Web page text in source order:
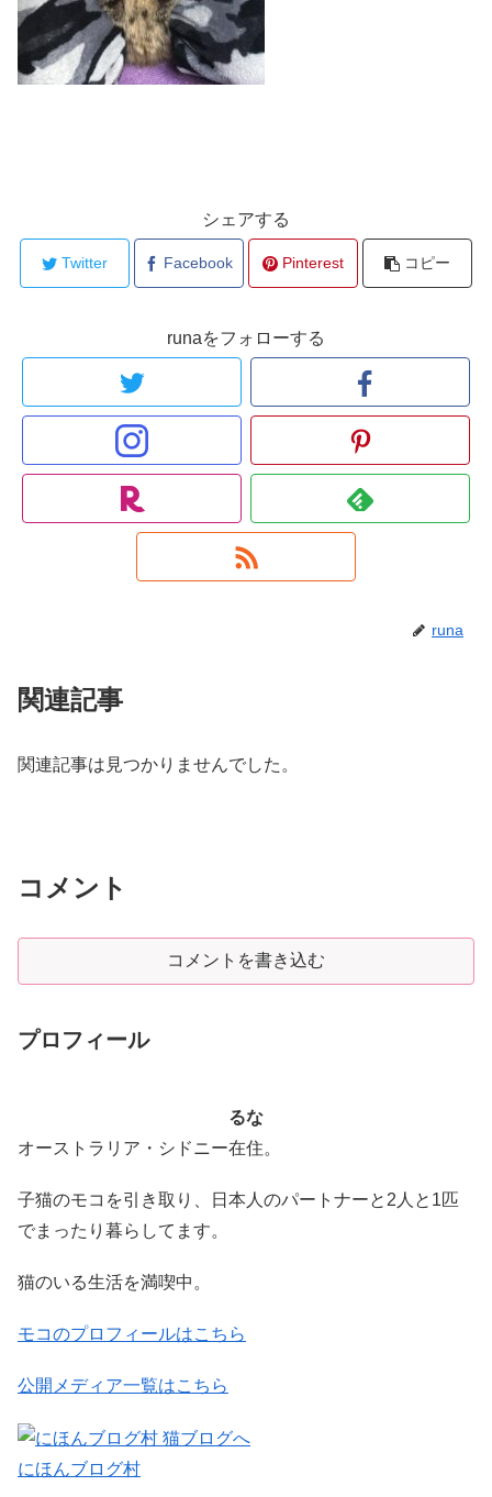
シェアする
Twitter Facebook Pinterest コピー
runaをフォローする
runa
関連記事
関連記事は見つかりませんでした。
コメント
コメントを書き込む
プロフィール
るな
オーストラリア・シドニー在住。
子猫のモコを引き取り、日本人のパートナーと2人と1匹
でまったり暮らしてます。
猫のいる生活を満喫中。
モコのプロフィールはこちら
公開メディア一覧はこちら
にほんブログ村